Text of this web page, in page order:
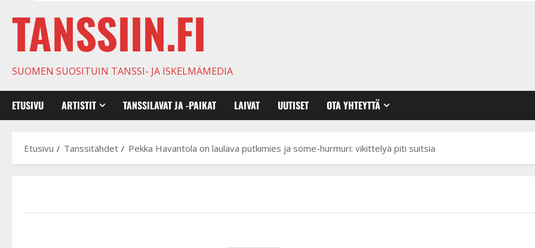
TANSSIIN.FI
SUOMEN SUOSITUIN TANSSI- JA ISKELMÄMEDIA
ETUSIVU ARTISTIT TANSSILAVAT JA -PAIKAT LAIVAT UUTISET OTA YHTEYTTÄ
Etusivu Tanssitähdet Pekka Havantola on laulava putkimies ja some-hurmuri: vikittelyä piti suitsia